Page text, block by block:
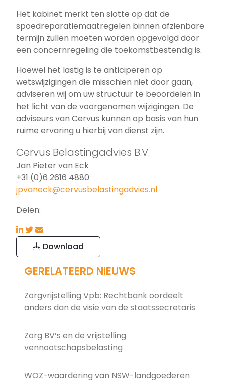
Het kabinet merkt ten slotte op dat de
spoedreparatiemaatregelen binnen afzienbare
termijn zullen moeten worden opgevolgd door
een concernregeling die toekomstbestendig is.
Hoewel het lastig is te anticiperen op
wetswijzigingen die misschien niet door gaan,
adviseren wij om uw structuur te beoordelen in
het licht van de voorgenomen wijzigingen. De
adviseurs van Cervus kunnen op basis van hun
ruime ervaring u hierbij van dienst zijn.
Cervus Belastingadvies B.V.
Jan Pieter van Eck
+31 (0)6 2616 4880
jpvaneck@cervusbelastingadvies.nl
Delen:
Download
GERELATEERD NIEUWS
Zorgvrijstelling Vpb: Rechtbank oordeelt
anders dan de visie van de staatssecretaris
Zorg BV’s en de vrijstelling
vennootschapsbelasting
WOZ-waardering van NSW-landgoederen